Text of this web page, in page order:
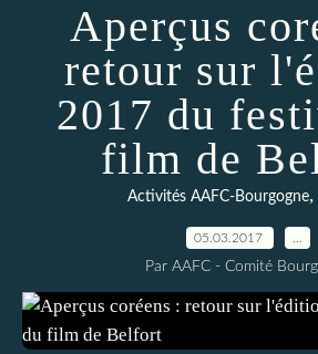
Aperçus
retour sur
2017 du
film de
Activités AAFC-Bourgogne,
05.03.2017
Par AAFC - Comité